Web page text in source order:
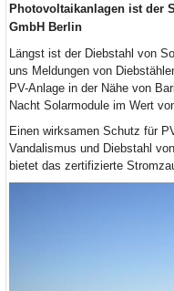
Photovoltaikanlagen ist der
GmbH Berlin
Längst ist der Diebstahl von
uns Meldungen von
PV-Anlage in der Nähe von
Nacht Solarmodule im Wert
Einen wirksamen Schutz für
Vandalismus und Diebstahl
bietet das zertifizierte